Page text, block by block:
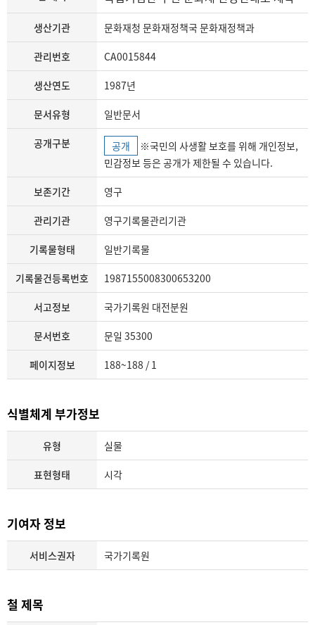
생산기관 문화재청 문화재정책국 문화재정책과
관리번호 CA0015844
생산연도 1987년
문서유형 일반문서
공개구분 공개
민감정보 등은 공개가 제한될 수 있습니다.
보존기간 영구
관리기관 영구기록물관리기관
기록물형태 일반기록물
기록물건등록번호 1987155008300653200
서고정보 국가기록원 대전분원
문서번호 문일 35300
페이지정보 188~188 / 1
식별체계 부가정보
유형 실물
표현형태 시각
기여자 정보
서비스권자 국가기록원
철 제목